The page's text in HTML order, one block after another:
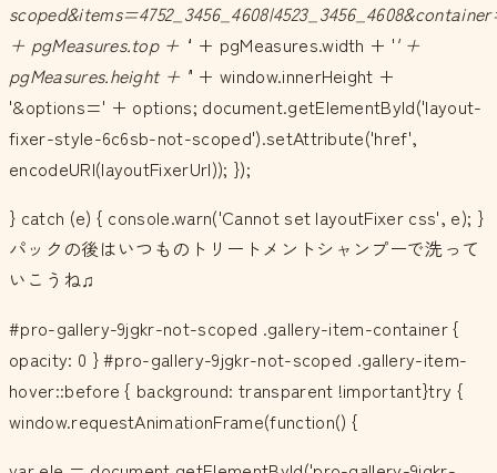
+ pgMeasures.top + '' + pgMeasures.width + '' +
pgMeasures.height + '' + window.innerHeight +
'&options=' + options; document.getElementById('layout-
fixer-style-6c6sb-not-scoped').setAttribute('href',
encodeURI(layoutFixerUrl)); });
} catch (e) { console.warn('Cannot set layoutFixer css', e); }
パックの後はいつものトリートメントシャンプーで洗って
いこうね♫
#pro-gallery-9jgkr-not-scoped .gallery-item-container {
opacity: 0 } #pro-gallery-9jgkr-not-scoped .gallery-item-
hover::before { background: transparent !important}try {
window.requestAnimationFrame(function() {